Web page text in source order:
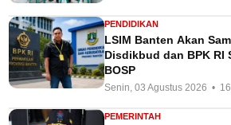
PENDIDIKAN
LSIM Banten Akan
Disdikbud dan BPK RI
BOSP
Senin, 03 Agustus 2026 •
PEMERINTAH